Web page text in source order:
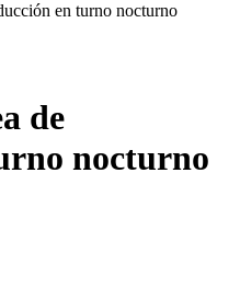
en turno nocturno
de
nocturno